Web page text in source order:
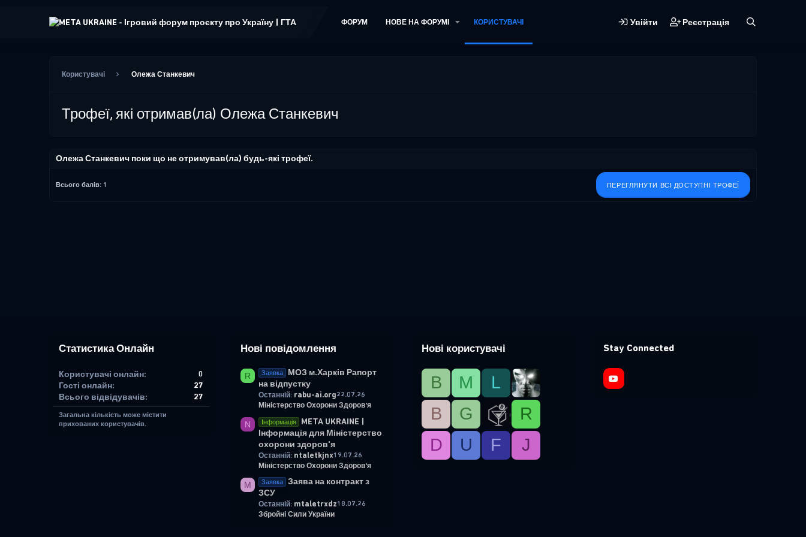
ФОРУМ НОВЕ НА ФОРУМІ КОРИСТУВАЧІ Увійти Реєстрація
Користувачі Олежа Станкевич
Трофеї, які отримав(ла) Олежа Станкевич
Олежа Станкевич поки що не отримував(ла) будь-які трофеї.
Всього балів: 1 ПЕРЕГЛЯНУТИ ВСІ ДОСТУПНІ ТРОФЕЇ
Статистика Онлайн
Користувачі онлайн
0
Гості онлайн
27
Всього відвідувачів
27
Загальна кількість може містити
прихованих користувачів.
Нові повідомлення
R Заявка
МОЗ м.Харків Рапорт
на відпустку
Останній: rabu-ai.org22.07.26
Міністерство Охорони Здоров'я
N Інформація
META UKRAINE |
Інформація для Міністерство
охорони здоров'я
Останній: ntaletkjnx19.07.26
Міністерство Охорони Здоров'я
M Заявка
Заява на контракт з
ЗСУ
Останній: mtaletrxdz18.07.26
Збройні Сили України
Нові користувачі
B М
L
B
G
R
D
U F J
Stay Connected